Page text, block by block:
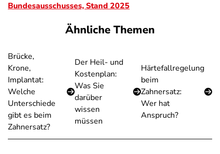
Bundesausschusses, Stand 2025
Ähnliche Themen
Brücke,
Krone,
Implantat:
Welche
Unterschiede
gibt es beim
Zahnersatz?
Der Heil- und
Kostenplan:
Was Sie
darüber
wissen
müssen
Härtefallregelung
beim
Zahnersatz:
Wer hat
Anspruch?